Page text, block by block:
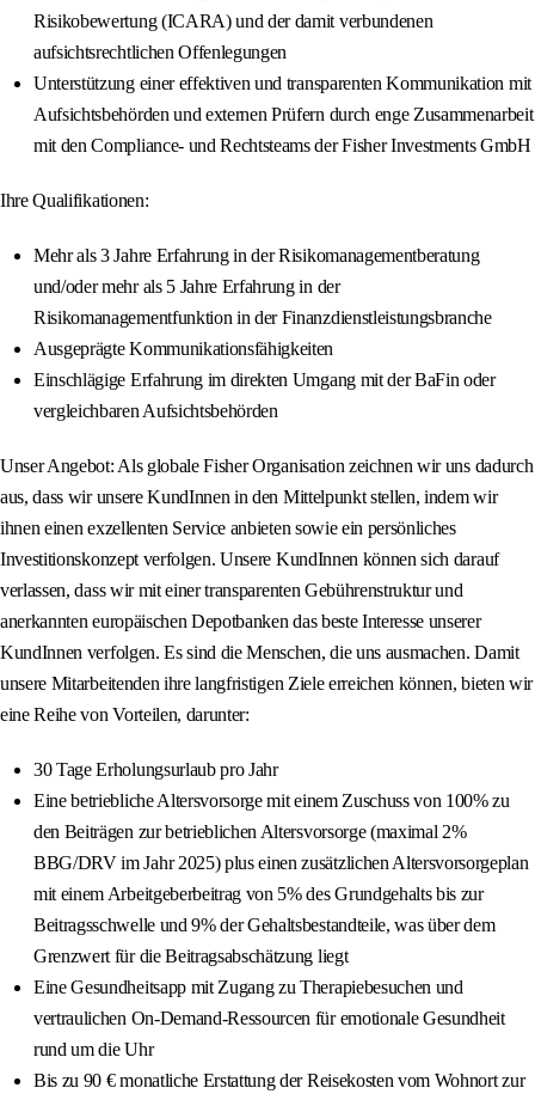
Risikobewertung (ICARA) und der damit verbundenen
aufsichtsrechtlichen Offenlegungen
Unterstützung einer effektiven und transparenten Kommunikation mit
Aufsichtsbehörden und externen Prüfern durch enge Zusammenarbeit
mit den Compliance- und Rechtsteams der Fisher Investments GmbH
Ihre Qualifikationen:
Mehr als 3 Jahre Erfahrung in der Risikomanagementberatung
und/oder mehr als 5 Jahre Erfahrung in der
Risikomanagementfunktion in der Finanzdienstleistungsbranche
Ausgeprägte Kommunikationsfähigkeiten
Einschlägige Erfahrung im direkten Umgang mit der BaFin oder
vergleichbaren Aufsichtsbehörden
Unser Angebot: Als globale Fisher Organisation zeichnen wir uns dadurch
aus, dass wir unsere KundInnen in den Mittelpunkt stellen, indem wir
ihnen einen exzellenten Service anbieten sowie ein persönliches
Investitionskonzept verfolgen. Unsere KundInnen können sich darauf
verlassen, dass wir mit einer transparenten Gebührenstruktur und
anerkannten europäischen Depotbanken das beste Interesse unserer
KundInnen verfolgen. Es sind die Menschen, die uns ausmachen. Damit
unsere Mitarbeitenden ihre langfristigen Ziele erreichen können, bieten wir
eine Reihe von Vorteilen, darunter:
30 Tage Erholungsurlaub pro Jahr
Eine betriebliche Altersvorsorge mit einem Zuschuss von 100% zu
den Beiträgen zur betrieblichen Altersvorsorge (maximal 2%
BBG/DRV im Jahr 2025) plus einen zusätzlichen Altersvorsorgeplan
mit einem Arbeitgeberbeitrag von 5% des Grundgehalts bis zur
Beitragsschwelle und 9% der Gehaltsbestandteile, was über dem
Grenzwert für die Beitragsabschätzung liegt
Eine Gesundheitsapp mit Zugang zu Therapiebesuchen und
vertraulichen On-Demand-Ressourcen für emotionale Gesundheit
rund um die Uhr
Bis zu 90 € monatliche Erstattung der Reisekosten vom Wohnort zur